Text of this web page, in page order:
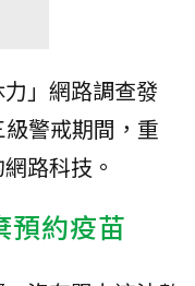
力」網路調查發
警戒期間，重
路科技。
預約疫苗